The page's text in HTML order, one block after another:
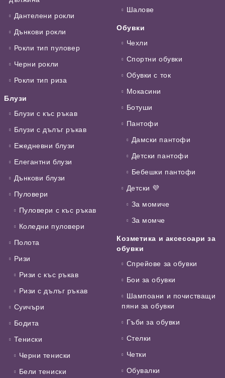
Дантелени рокли
Дънкови рокли
Рокли тип пуловер
Черни рокли
Рокли тип риза
Блузи
Блузи с къс ръкав
Блузи с дълъг ръкав
Ежедневни блузи
Елегантни блузи
Дънкови блузи
Пуловери
Пуловери с къс ръкав
Коледни пуловери
Полота
Ризи
Ризи с къс ръкав
Ризи с дълъг ръкав
Суичъри
Бодита
Тениски
Черни тениски
Бели тениски
Шалове
Обувки
Чехли
Спортни обувки
Обувки с ток
Мокасини
Ботуши
Пантофи
Дамски пантофи
Детски пантофи
Бебешки пантофи
Детски 💜
За момиче
За момче
Козметика и аксесоари за
обувки
Спрейове за обувки
Бои за обувки
Шампоани и почистващи
пяни за обувки
Гъби за обувки
Стелки
Четки
Обувалки